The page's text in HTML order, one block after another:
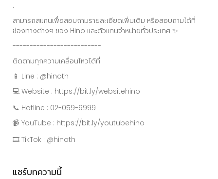
.
สามารถสแกนเพื่อสอบถามรายละเอียดเพิ่มเติม หรือสอบถามได้ที่
ช่องทางต่างๆ ของ Hino และตัวแทนจำหน่ายทั่วประเทศ ✨
--------------------------
ติดตามทุกความเคลื่อนไหวได้ที่
📱 Line : @hinoth
💻 Website : https://bit.ly/websitehino
📞 Hotline : 02-059-9999
📹 YouTube : https://bit.ly/youtubehino
🎞 TikTok : @hinoth
แชร์บทความนี้